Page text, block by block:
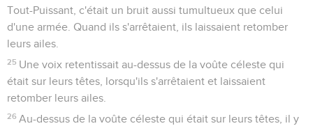
Tout-Puissant, c'était un bruit aussi tumultueux que celui
d'une armée. Quand ils s'arrêtaient, ils laissaient retomber
leurs ailes.
25 Une voix retentissait au-dessus de la voûte céleste qui
était sur leurs têtes, lorsqu'ils s'arrêtaient et laissaient
retomber leurs ailes.
26 Au-dessus de la voûte céleste qui était sur leurs têtes, il y